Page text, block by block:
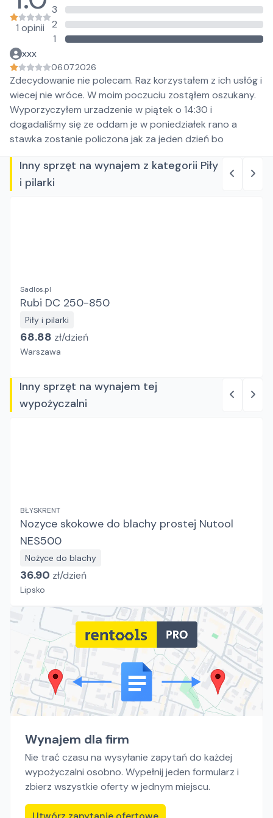
1 opinii
3
2
1
xxx
06.07.2026
Zdecydowanie nie polecam. Raz korzystałem z ich usłóg i
wiecej nie wróce. W moim poczuciu zostąłem oszukany.
Wyporzyczyłem urzadzenie w piątek o 14:30 i
dogadaliśmy się ze oddam je w poniedziałek rano a
stawka zostanie policzona jak za jeden dzień bo
Inny sprzęt na wynajem z kategorii Piły
i pilarki
Sadlos.pl
Rubi DC 250-850
Piły i pilarki
68.88 zł/dzień
Warszawa
Inny sprzęt na wynajem tej
wypożyczalni
BŁYSKRENT
Nozyce skokowe do blachy prostej Nutool
NES500
Nożyce do blachy
36.90 zł/dzień
Lipsko
Wynajem dla firm
Nie trać czasu na wysyłanie zapytań do każdej
wypożyczalni osobno. Wypełnij jeden formularz i
zbierz wszystkie oferty w jednym miejscu.